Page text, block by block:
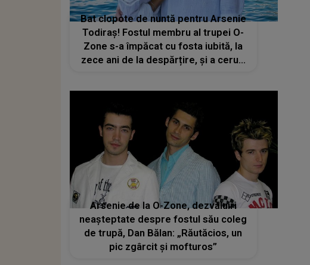
Bat clopote de nuntă pentru Arsenie
Todiraș! Fostul membru al trupei O-
Zone s-a împăcat cu fosta iubită, la
zece ani de la despărțire, și a cerut-
Arsenie de la O-Zone, dezvăluiri
neașteptate despre fostul său coleg
de trupă, Dan Bălan: „Răutăcios, un
pic zgârcit și mofturos”